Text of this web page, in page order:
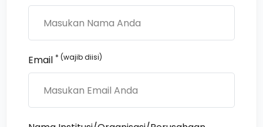
Email * (wajib diisi)